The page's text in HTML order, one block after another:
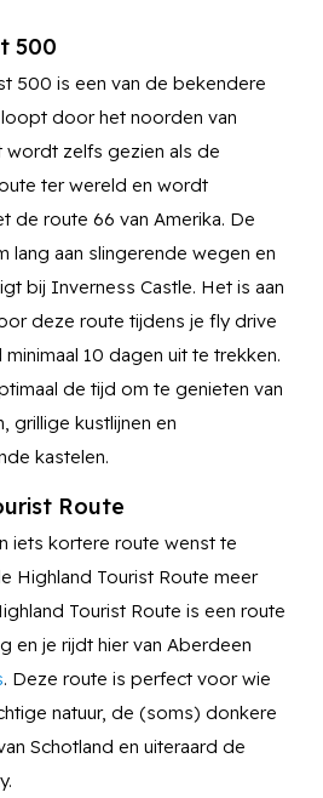
500
500 is een van de bekendere
door het noorden van
wordt zelfs gezien als de
ter wereld en wordt
de route 66 van Amerika. De
lang aan slingerende wegen en
bij Inverness Castle. Het is aan
deze route tijdens je fly drive
minimaal 10 dagen uit te trekken.
de tijd om te genieten van
grillige kustlijnen en
kastelen.
Route
iets kortere route wenst te
Highland Tourist Route meer
Tourist Route is een route
en je rijdt hier van Aberdeen
. Deze route is perfect voor wie
natuur, de (soms) donkere
Schotland en uiteraard de